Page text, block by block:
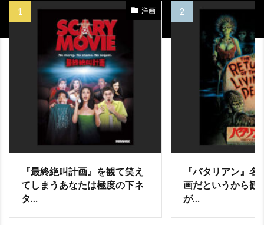
ジェフ・パークス
ジェフ・ピジョン
ジェフ・ブリッジス
ジェフ・マッツォーラ
ジェフ・モリス
ジェマ・アータートン
ジェラルディン・ヒューズ
ジェラルド・B・グリーンバーグ
ジェラルド・モーレン
ジェラール・ドパルデュー
ジェラール・ワトキンス
ジェリコ・イヴァネク
洋画
『最終絶叫計画』を観て笑え
てしまうあなたは極度の下ネ
タ…
『バタリアン』名
画だというから観
が…